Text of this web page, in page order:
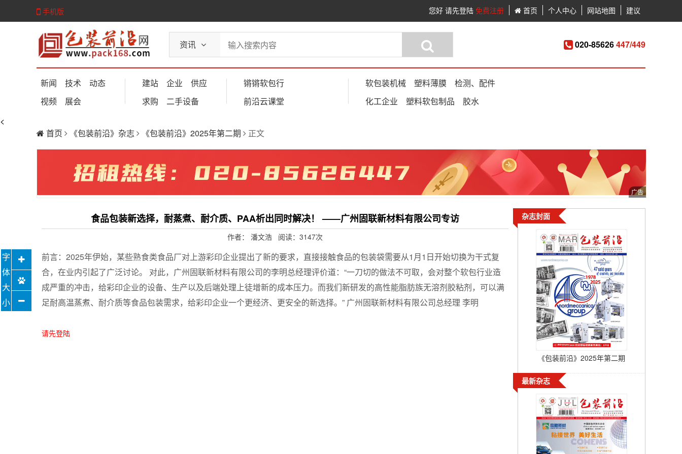
手机版 您好 请先登陆 免费注册 首页 个人中心 网站地图 建议
资讯 020-85626447/449
新闻 技术
动态
视频
展会
建站 企业
供应
求购
二手设备
锵锵软包行
前沿云课堂
软包装机械 塑料薄膜
检测、配件
化工企业
塑料软包制品
胶水
<
首页
《包装前沿》杂志 《包装前沿》2025年第二期 正文
食品包装新选择，耐蒸煮、耐介质、PAA析出同时解决！ ——广州固联新材料有限公司专访
作者： 潘文浩 阅读：3147次
前言：2025年伊始，某些熟食类食品厂对上游彩印企业提出了新的要求，直接接触食品的包装袋需要从1月1日开始切换为干式复
合，在业内引起了广泛讨论。 对此，广州固联新材料有限公司的李明总经理评价道：“一刀切的做法不可取，会对整个软包行业造
成严重的冲击，给彩印企业的设备、生产以及后端处理上徒增新的成本压力。而我们新研发的高性能脂肪族无溶剂胶粘剂，可以满
足耐高温蒸煮、耐介质等食品包装需求，给彩印企业一个更经济、更安全的新选择。” 广州固联新材料有限公司总经理 李明
请先登陆
杂志封面
《包装前沿》2025年第二期
最新杂志